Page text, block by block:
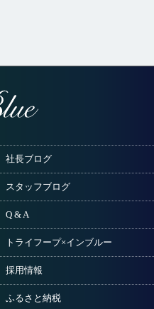
社長ブログ
スタッフブログ
Q & A
トライフープ×インブルー
採用情報
ふるさと納税